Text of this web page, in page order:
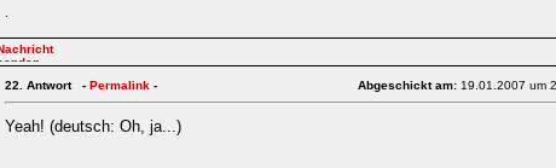
.
22. Antwort - Permalink - Abgeschickt am: 19.01.2007 um
Yeah! (deutsch: Oh, ja...)